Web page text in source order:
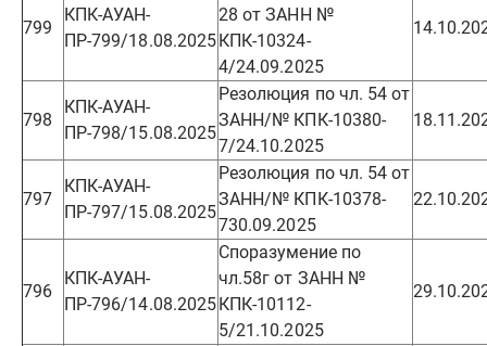
799
КПК-АУАН-
ПР-799/18.08.2025
28 от ЗАНН №
КПК-10324-
4/24.09.2025
798
КПК-АУАН-
ПР-798/15.08.2025
Резолюция по чл. 54 от
ЗАНН/№ КПК-10380-
7/24.10.2025
797
КПК-АУАН-
ПР-797/15.08.2025
Резолюция по чл. 54 от
ЗАНН/№ КПК-10378-
730.09.2025
796
КПК-АУАН-
ПР-796/14.08.2025
Споразумение по
чл.58г от ЗАНН №
КПК-10112-
5/21.10.2025